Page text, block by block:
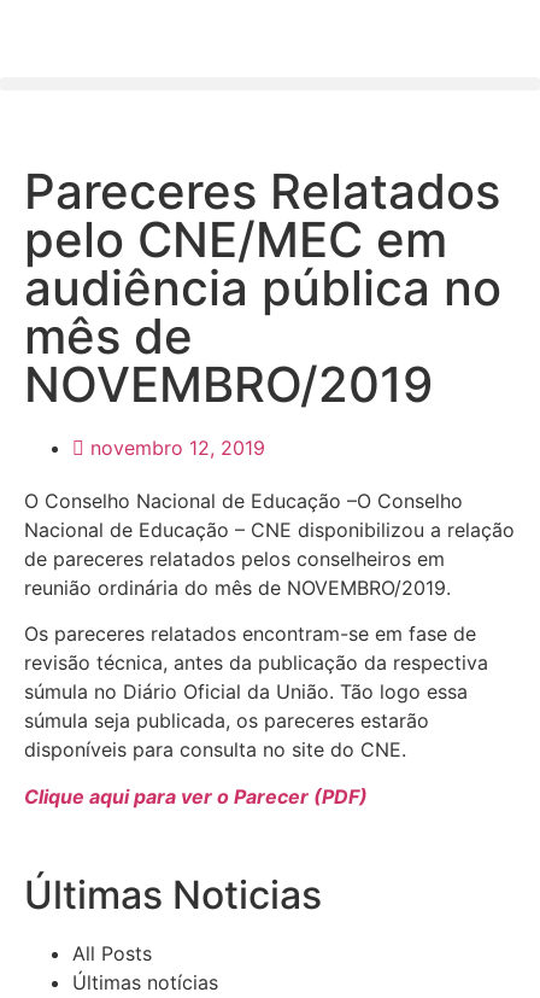
Pareceres Relatados
pelo CNE/MEC em
audiência pública no
mês de
NOVEMBRO/2019
novembro 12, 2019
O Conselho Nacional de Educação –O Conselho
Nacional de Educação – CNE disponibilizou a relação
de pareceres relatados pelos conselheiros em
reunião ordinária do mês de NOVEMBRO/2019.
Os pareceres relatados encontram-se em fase de
revisão técnica, antes da publicação da respectiva
súmula no Diário Oficial da União. Tão logo essa
súmula seja publicada, os pareceres estarão
disponíveis para consulta no site do CNE.
Clique aqui para ver o Parecer (PDF)
Últimas Noticias
All Posts
Últimas notícias